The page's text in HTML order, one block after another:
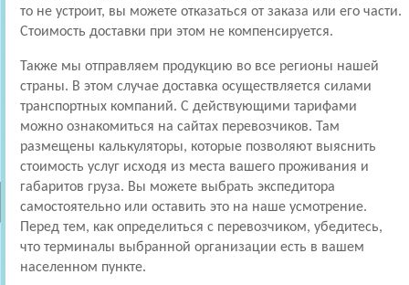
то не устроит, вы можете отказаться от заказа или его части.
Стоимость доставки при этом не компенсируется.
Также мы отправляем продукцию во все регионы нашей
страны. В этом случае доставка осуществляется силами
транспортных компаний. С действующими тарифами
можно ознакомиться на сайтах перевозчиков. Там
размещены калькуляторы, которые позволяют выяснить
стоимость услуг исходя из места вашего проживания и
габаритов груза. Вы можете выбрать экспедитора
самостоятельно или оставить это на наше усмотрение.
Перед тем, как определиться с перевозчиком, убедитесь,
что терминалы выбранной организации есть в вашем
населенном пункте.